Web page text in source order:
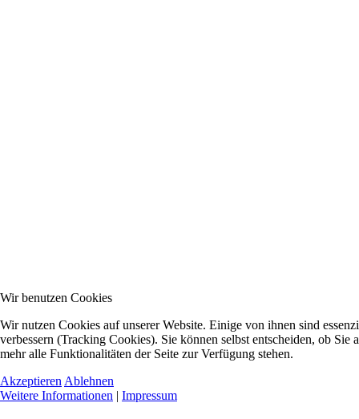
Wir benutzen Cookies
Wir nutzen Cookies auf unserer Website. Einige von ihnen sind
verbessern (Tracking Cookies). Sie können selbst entscheiden, ob
mehr alle Funktionalitäten der Seite zur Verfügung stehen.
Akzeptieren Ablehnen
Weitere Informationen | Impressum